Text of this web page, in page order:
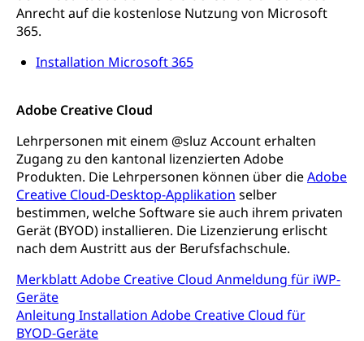
Anrecht auf die kostenlose Nutzung von Microsoft
365.
Installation Microsoft 365
Adobe Creative Cloud
Lehrpersonen mit einem @sluz Account erhalten
Zugang zu den kantonal lizenzierten Adobe
Produkten. Die Lehrpersonen können über dieAdobe
Creative Cloud-Desktop-Applikation selber
bestimmen, welche Software sie auch ihrem privaten
Gerät (BYOD) installieren. Die Lizenzierung erlischt
nach dem Austritt aus der Berufsfachschule.
Merkblatt Adobe Creative Cloud Anmeldung für iWP-
Geräte
Anleitung Installation Adobe Creative Cloud für
BYOD-Geräte
Grundbildung)
Grundbildung)
Berufsberatung (berufsberatung.ch)
Grundkompetenzen (einfach-besser.ch)
Bildung & Berufsabschluss für Erwachsene
Lehre nach dem Gymnasium
Höhere Berufsbildung
Berufsabschluss für Erwachsene
Höhere Bildung (hflu.ch)
Beratung & Unterstützung
Brückenangebote, Zugewanderte & Arbeitsmarkt,
Fachstelle Berufsbildung
Schulen und Berufsbildungszentren
Fremdsprachen in der Berufslehre –
MobiLingua
Informationen für Lernende und Gesetzliche
Vertreter
Informationen für zugewanderte Personen
Schnupperlehre & Lehrstellensuche
Berufslehre (beruf.lu.ch)
Fachstelle Berufsbildung
Hochschule Fachhochschule
Campus Horw (HSLU)
Fachstelle Hochschulbildung
Hochschulen
Hochschule Luzern HSLU
Höhere Fachschule Luzern HFLU
Gymnasium, Handelsmittelschule, Sekundarstufe II,
Kantonsschule, Fachmittelschule, Fachmatura,
Fachklasse Grafik Luzern, Berufsmatura,
Informatikmittelschule, Fachmittelschulzentrum
FMS, Fachmittelschulen, Vollzeitschulen mit
Berufsmatura BM, Aufnahmebedingungen FMS und
Vollzeitschulen mit BM
Berufsbildung / Mittelschulen (gruezi.lu.ch)
Fachklasse Grafik (fachklassegrafik.ch)
Fach- & Wirtschafts-Mittelschulzentrum FMZ
Obligatorische Schulzeit
Schulpflicht, Schulobligatorium, Primarschule,
Sekundarschule, Schulferien, Tagesschule,
Schulergänzende Betreuung, Logopädie,